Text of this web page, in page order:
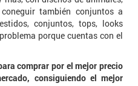
también conjuntos a
conjuntos, tops, looks
porque cuentas con el
comprar por el mejor precio
consiguiendo el mejor